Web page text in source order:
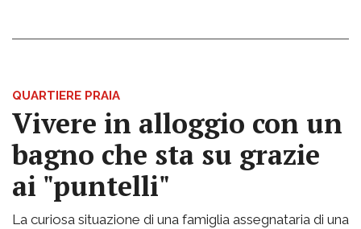
QUARTIERE PRAIA
Vivere in alloggio con un
bagno che sta su grazie
ai "puntelli"
La curiosa situazione di una famiglia assegnataria di una